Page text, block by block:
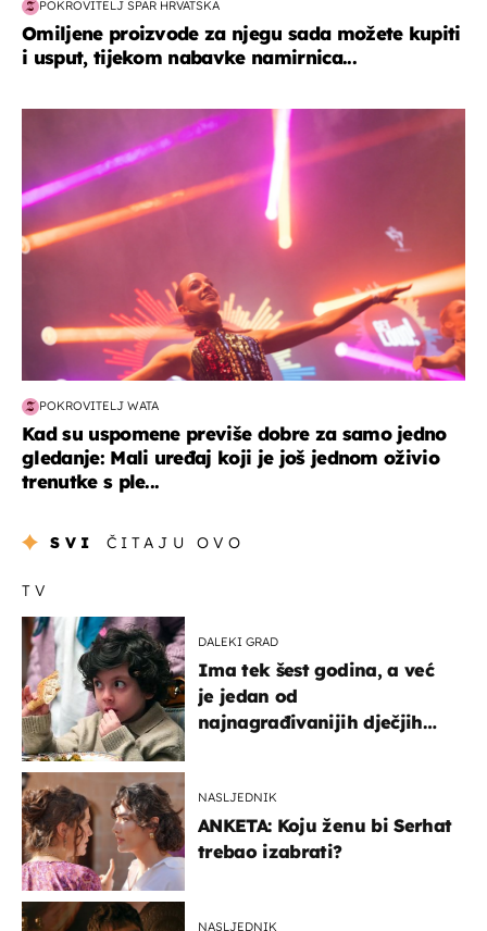
POKROVITELJ SPAR HRVATSKA
Omiljene proizvode za njegu sada možete kupiti
i usput, tijekom nabavke namirnica...
POKROVITELJ WATA
Kad su uspomene previše dobre za samo jedno
gledanje: Mali uređaj koji je još jednom oživio
trenutke s ple...
SVI ČITAJU OVO
TV
DALEKI GRAD
Ima tek šest godina, a već
je jedan od
najnagrađivanijih dječjih
NASLJEDNIK
ANKETA: Koju ženu bi Serhat
trebao izabrati?
NASLJEDNIK